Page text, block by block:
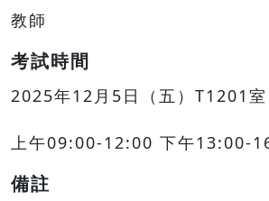
教師
考試時間
2025年12月5日（五）T1201室
上午09:00-12:00 下午13:00-
備註